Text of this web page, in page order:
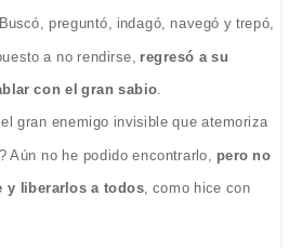
preguntó, indagó, navegó y trepó,
a no rendirse, regresó a su
con el gran sabio.
gran enemigo invisible que atemoriza
Aún no he podido encontrarlo, pero no
y liberarlos a todos , como hice con